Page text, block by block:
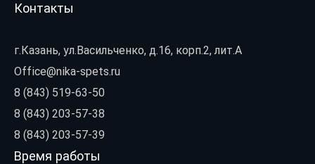
Контакты
г.Казань, ул.Васильченко, д.16, корп.2, лит.А
Office@nika-spets.ru
8 (843) 519-63-50
8 (843) 203-57-38
8 (843) 203-57-39
Время работы